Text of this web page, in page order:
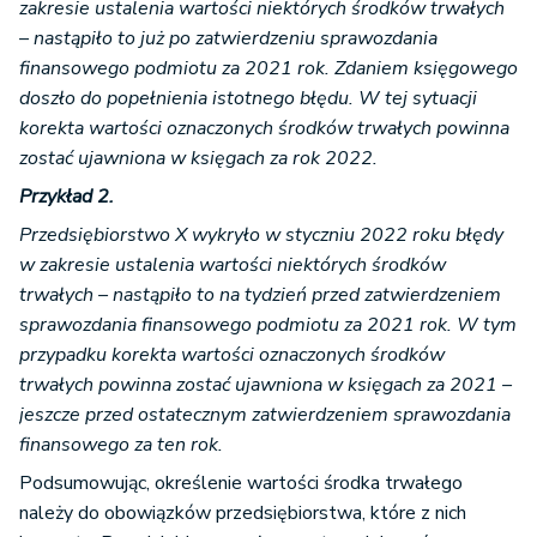
zakresie ustalenia wartości niektórych środków trwałych
– nastąpiło to już po zatwierdzeniu sprawozdania
finansowego podmiotu za 2021 rok. Zdaniem księgowego
doszło do popełnienia istotnego błędu. W tej sytuacji
korekta wartości oznaczonych środków trwałych powinna
zostać ujawniona w księgach za rok 2022.
Przykład 2.
Przedsiębiorstwo X wykryło w styczniu 2022 roku błędy
w zakresie ustalenia wartości niektórych środków
trwałych – nastąpiło to na tydzień przed zatwierdzeniem
sprawozdania finansowego podmiotu za 2021 rok. W tym
przypadku korekta wartości oznaczonych środków
trwałych powinna zostać ujawniona w księgach za 2021 –
jeszcze przed ostatecznym zatwierdzeniem sprawozdania
finansowego za ten rok.
Podsumowując, określenie wartości środka trwałego
należy do obowiązków przedsiębiorstwa, które z nich